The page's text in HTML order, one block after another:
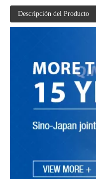
Descripción del Producto